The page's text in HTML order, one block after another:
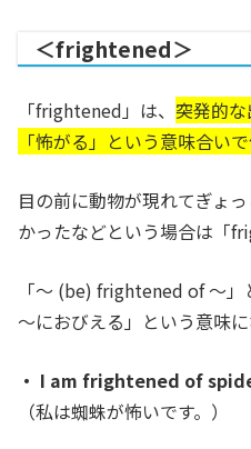
＜frightened＞
「frightened」は、 突発的な
「怖がる」という意味合い
目の前に動物が現れてぎょ
かったなどという場合は「
「〜 (be) frightened of 〜
～におびえる」という意味に
・ I am frightened of
（私は蜘蛛が怖いです。）